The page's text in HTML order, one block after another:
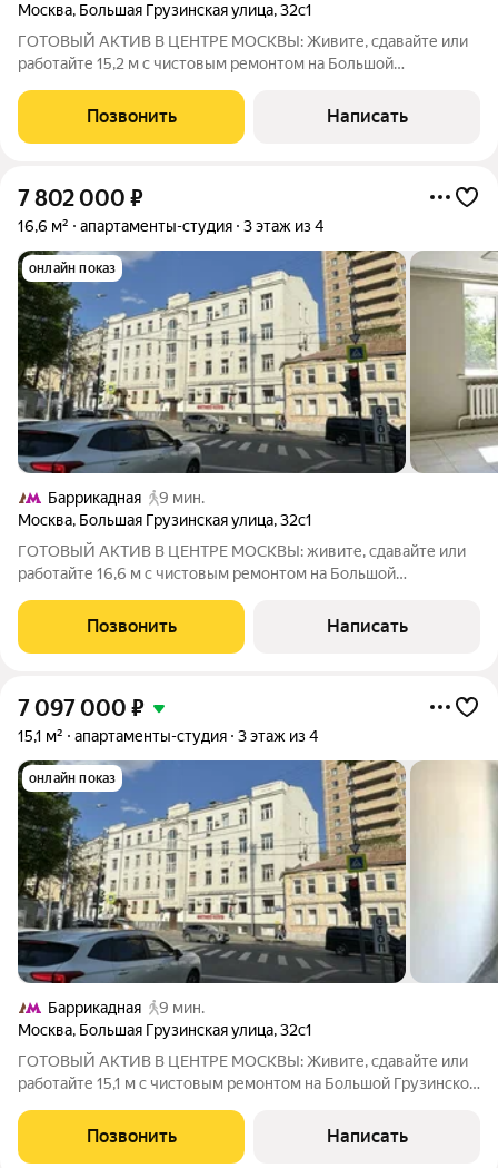
Москва, Большая Грузинская улица,32с1
ГОТОВЫЙ АКТИВ В ЦЕНТРЕ МОСКВЫ: Живите, сдавайте или
работайте 15,2 м с чистовым ремонтом на Большой
шагах от Садового кольца. Больше не нужно стоять в пробках
всё рядом. Этот лот
Позвонить Написать
7 802 000 ₽
16,6 м² апартаменты-студия 3 этаж из 4
онлайн показ
Баррикадная
9 мин.
Москва, Большая Грузинская улица,32с1
ГОТОВЫЙ АКТИВ В ЦЕНТРЕ МОСКВЫ: живите, сдавайте или
работайте 16,6 м с чистовым ремонтом на Большой
студия в двух минутах от Белорусской. Никаких пробок,
никакого ремонта просто въезжайте и
Позвонить Написать
7 097 000 ₽
15,1 м² апартаменты-студия 3 этаж из 4
онлайн показ
Баррикадная
9 мин.
Москва, Большая Грузинская улица,32с1
ГОТОВЫЙ АКТИВ В ЦЕНТРЕ МОСКВЫ: Живите, сдавайте или
работайте 15,1 м с чистовым ремонтом на Большой Грузинской
Садового кольца. Больше не нужно стоять в пробках всё
рядом. Этот лот
Позвонить Написать